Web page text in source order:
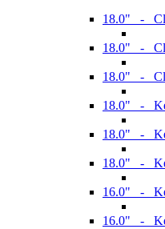
18.0" -
18.0" -
18.0" -
18.0" -
18.0" -
18.0" -
16.0" -
16.0" -